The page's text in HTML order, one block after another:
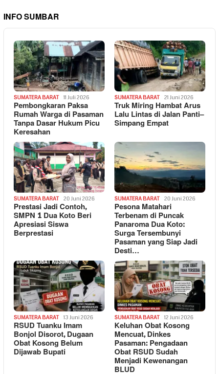
INFO SUMBAR
SUMATERA BARAT 11 Juli 2026
Pembongkaran Paksa
Rumah Warga di Pasaman
Tanpa Dasar Hukum Picu
Keresahan
SUMATERA BARAT 21 Juni 2026
Truk Miring Hambat Arus
Lalu Lintas di Jalan Panti–
Simpang Empat
SUMATERA BARAT 20 Juni 2026
Prestasi Jadi Contoh,
SMPN 1 Dua Koto Beri
Apresiasi Siswa
Berprestasi
SUMATERA BARAT 20 Juni 2026
Pesona Matahari
Terbenam di Puncak
Panaroma Dua Koto:
Surga Tersembunyi
Pasaman yang Siap Jadi
Desti…
SUMATERA BARAT 13 Juni 2026
RSUD Tuanku Imam
Bonjol Disorot, Dugaan
Obat Kosong Belum
Dijawab Bupati
SUMATERA BARAT 12 Juni 2026
Keluhan Obat Kosong
Mencuat, Dinkes
Pasaman: Pengadaan
Obat RSUD Sudah
Menjadi Kewenangan
BLUD